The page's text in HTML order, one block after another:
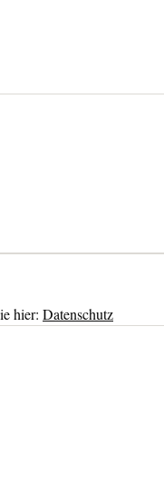
hier: Datenschutz